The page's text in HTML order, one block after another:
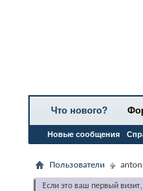
Что нового?
Новые сообщения
Пользователи
Если это ваш первый